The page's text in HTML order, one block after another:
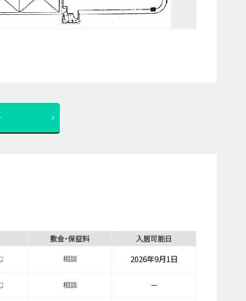
敷金・保証料
入居可能日
相談 2026年9月1日
相談 －